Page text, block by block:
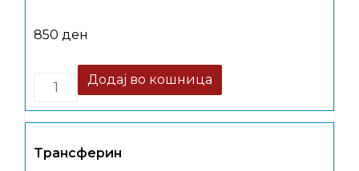
850 ден
Quantity
Додај во кошница
Tрансферин